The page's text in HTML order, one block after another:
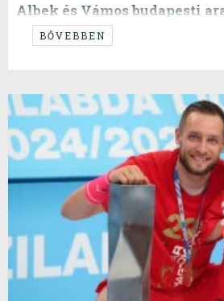
Albek és Vámos budapesti
...teljesen megérdemelt...
BŐVEBBEN